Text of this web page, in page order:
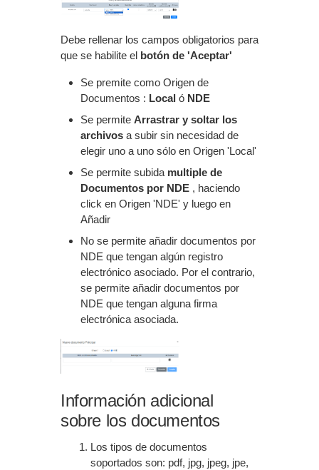
Debe rellenar los campos obligatorios para
que se habilite el botón de 'Aceptar'
Se premite como Origen de
Documentos : Local ó NDE
Se permite Arrastrar y soltar los
archivos a subir sin necesidad de
elegir uno a uno sólo en Origen 'Local'
Se permite subida multiple de
Documentos por NDE , haciendo
click en Origen 'NDE' y luego en
Añadir
No se permite añadir documentos por
NDE que tengan algún registro
electrónico asociado. Por el contrario,
se permite añadir documentos por
NDE que tengan alguna firma
electrónica asociada.
Información adicional
sobre los documentos
Los tipos de documentos
soportados son: pdf, jpg, jpeg, jpe,